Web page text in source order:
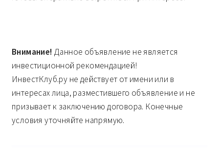
Внимание! Данное объявление не является
инвестиционной рекомендацией!
ИнвестКлуб.ру не действует от имени или в
интересах лица, разместившего объявление и не
призывает к заключению договора. Конечные
условия уточняйте напрямую.